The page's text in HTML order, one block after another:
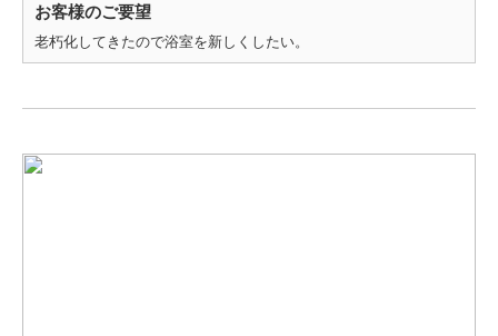
お客様のご要望
老朽化してきたので浴室を新しくしたい。